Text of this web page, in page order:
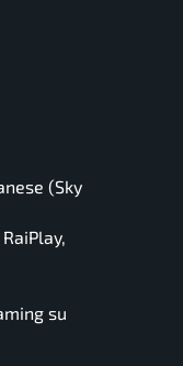
(Sky
su